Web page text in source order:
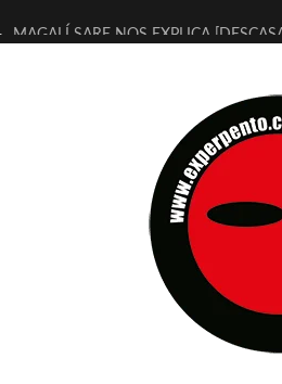
MAGALÍ SARE NOS EXPLICA
[LA BOLA NEGRA] DE JAVIER CALVO Y
OSLO OVNIES LLEGAN CORRIENDO
FÉLIX CALVO NOS PRESENTA [LAS
[EL SER QUERIDO] DE RODRIGO
ENTREVISTA A IVÁN HUMANES POR
ARRABAL, ARRABAL, ARRABAL,